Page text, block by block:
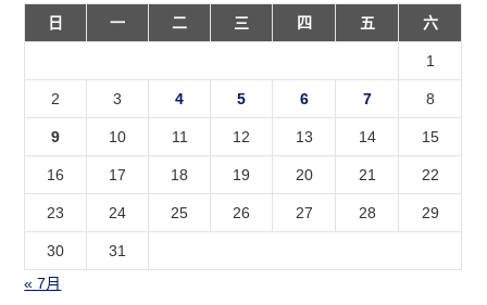
日
一 二 三 四 五 六
1
2 3 4 5 6 7 8
9 10 11 12 13 14 15
16 17 18 19 20 21 22
23 24 25 26 27 28 29
30
31
« 7月